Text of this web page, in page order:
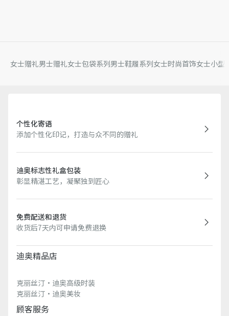
女士赠礼男士赠礼女士包袋系列男士鞋履系列女士时尚首饰女士小型
个性化寄语
添加个性化印记，打造与众不同的赠礼
迪奥标志性礼盒包装
彰显精湛工艺，凝聚独到匠心
免费配送和退货
收货后7天内可申请免费退换
迪奥精品店
克丽丝汀·迪奥高级时装
克丽丝汀·迪奥美妆
顾客服务